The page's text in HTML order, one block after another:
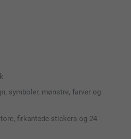
symboler, mønstre, farver og
firkantede stickers og 24